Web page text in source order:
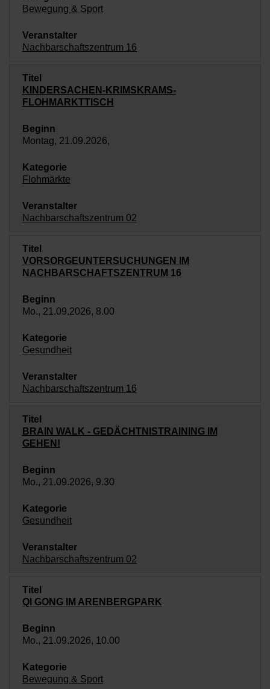
Bewegung & Sport
Nachbarschaftszentrum 16
KINDERSACHEN-KRIMSKRAMS-
FLOHMARKTTISCH
Montag, 21.09.2026,
Flohmärkte
Nachbarschaftszentrum 02
VORSORGEUNTERSUCHUNGEN IM
NACHBARSCHAFTSZENTRUM 16
Mo., 21.09.2026, 8.00
Gesundheit
Nachbarschaftszentrum 16
BRAIN WALK - GEDÄCHTNISTRAINING IM
GEHEN!
Mo., 21.09.2026, 9.30
Gesundheit
Nachbarschaftszentrum 02
QI GONG IM ARENBERGPARK
Mo., 21.09.2026, 10.00
Bewegung & Sport